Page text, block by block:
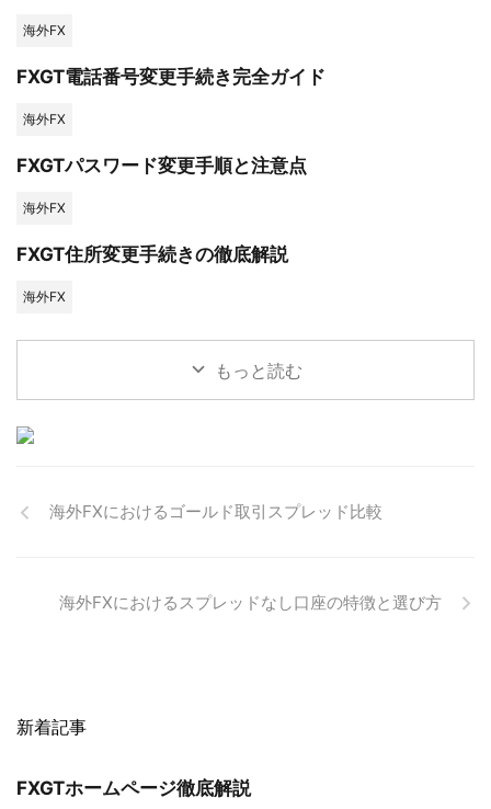
海外FX
FXGT電話番号変更手続き完全ガイド
海外FX
FXGTパスワード変更手順と注意点
海外FX
FXGT住所変更手続きの徹底解説
海外FX
もっと読む
海外FXにおけるゴールド取引スプレッド比較
海外FXにおけるスプレッドなし口座の特徴と選び方
新着記事
FXGTホームページ徹底解説